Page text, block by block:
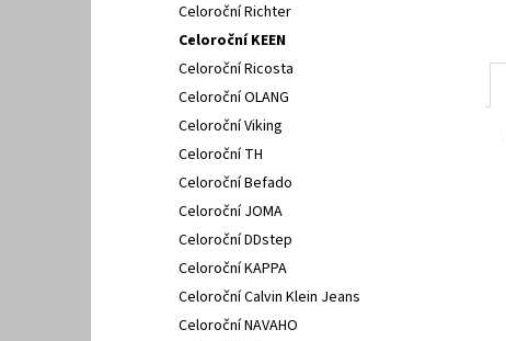
Celoroční Richter
Celoroční KEEN
Celoroční Ricosta
Celoroční OLANG
Celoroční Viking
Celoroční TH
Celoroční Befado
Celoroční JOMA
Celoroční DDstep
Celoroční KAPPA
Celoroční Calvin Klein Jeans
Celoroční NAVAHO